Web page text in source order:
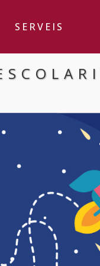
SERVEIS